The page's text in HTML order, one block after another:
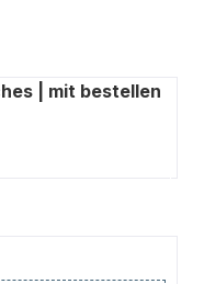
| mit bestellen